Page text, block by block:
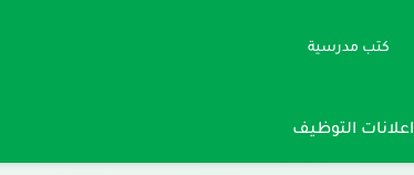
كتب مدرسية
اعلانات التوظيف